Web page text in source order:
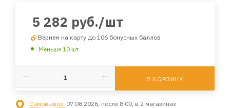
5 282 руб./шт
Вернем на карту до 106 бонусных баллов
Меньше 10 шт
В КОРЗИНУ
Самовывоз: 07.08.2026, после 8:00, в 2 магазинах